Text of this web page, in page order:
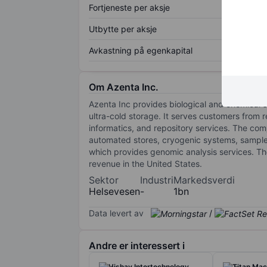
Fortjeneste per aksje
Utbytte per aksje
Avkastning på egenkapital
Om Azenta Inc.
Azenta Inc provides biological and chemical
ultra-cold storage. It serves customers from
informatics, and repository services. The
automated stores, cryogenic systems,
which provides genomic analysis services.
revenue in the United States.
Sektor
Helsevesen
Industri
-
Markedsverdi
1bn
Data levert av /
Andre er interessert i